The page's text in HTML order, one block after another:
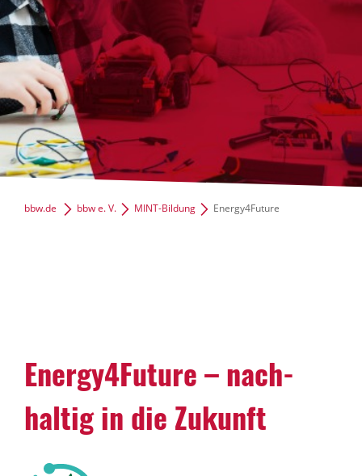
News Archiv
bbw.de bbw e. V. MINT-Bildung Energy4Future
Energy4Future – nach­
haltig in die Zukunft